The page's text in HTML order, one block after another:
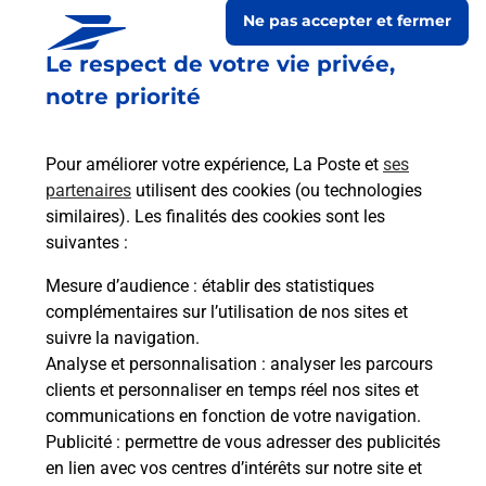
Le respect de votre vie privée,
notre priorité
Pour améliorer votre expérience, La Poste et ses
partenaires utilisent des cookies (ou technologies
similaires). Les finalités des cookies sont les
suivantes :
Mesure d’audience : établir des statistiques
complémentaires sur l’utilisation de nos sites et
suivre la navigation.
Analyse et personnalisation : analyser les parcours
clients et personnaliser en temps réel nos sites et
communications en fonction de votre navigation.
Publicité : permettre de vous adresser des publicités
en lien avec vos centres d’intérêts sur notre site et
Ne pas accepter et fermer
Prochaine collecte du courrierlundià 08h30
2 Rue De France
51490 Epoye
Itinéraire
Le lien s'ouvre dans un nouvel onglet